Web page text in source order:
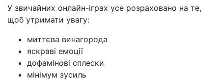
У звичайних онлайн-іграх усе розраховано на те,
щоб утримати увагу:
миттєва винагорода
яскраві емоції
дофамінові сплески
мінімум зусиль